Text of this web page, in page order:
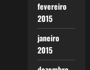
fevereiro
2015
janeiro
2015